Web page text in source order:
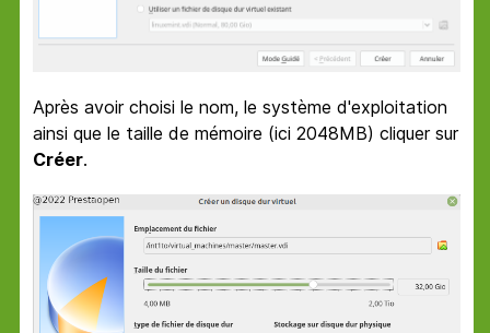
Après avoir choisi le nom, le système d'exploitation
ainsi que le taille de mémoire (ici 2048MB) cliquer sur
Créer.